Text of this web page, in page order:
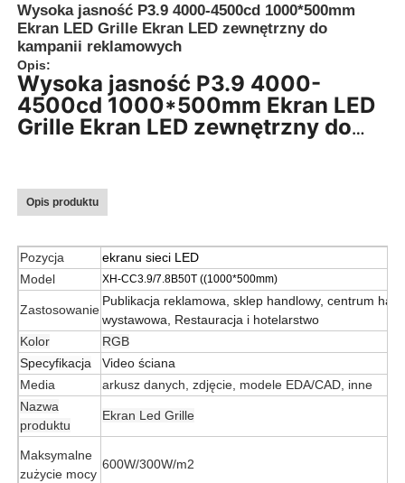
Wysoka jasność P3.9 4000-4500cd 1000*500mm
Ekran LED Grille Ekran LED zewnętrzny do
kampanii reklamowych
Opis:
Wysoka jasność P3.9 4000-
4500cd 1000*500mm Ekran LED
Grille Ekran LED zewnętrzny do
kampanii reklamowych
Opis produktu
Pozycja
ekranu sieci LED
Model
XH-CC3.9/7.8B50T ((1000*500mm)
Zastosowanie
Publikacja reklamowa, sklep handlowy, centrum
wystawowa, Restauracja i hotelarstwo
Kolor
RGB
Specyfikacja
Video ściana
Media
arkusz danych, zdjęcie, modele EDA/CAD, inne
Nazwa
produktu
Ekran Led Grille
Maksymalne
zużycie mocy
600W/300W/m2